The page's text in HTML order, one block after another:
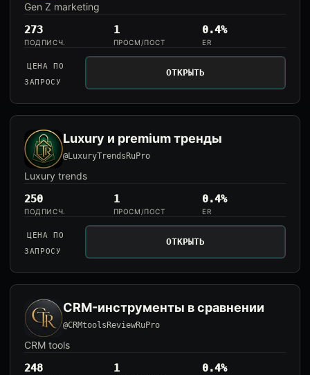
Gen Z marketing
273
ПОДПИСЧ.
1
ПРОСМ/ПОСТ
0.4%
ER
ЦЕНА ПО
ЗАПРОСУ
ОТКРЫТЬ
Luxury и premium тренды
@LuxuryTrendsRuPro
Luxury trends
250
ПОДПИСЧ.
1
ПРОСМ/ПОСТ
0.4%
ER
ЦЕНА ПО
ЗАПРОСУ
ОТКРЫТЬ
CRM-инструменты в сравнении
@CRMtoolsReviewRuPro
CRM tools
248 1 0.4%